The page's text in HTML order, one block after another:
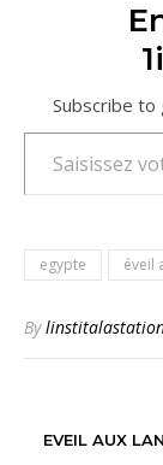
Subscribe
Saisissez votre
egypte éveil
By
EVEIL AUX